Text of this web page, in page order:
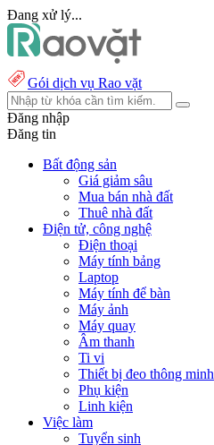
Đang xử lý...
Gói dịch vụ Rao vặt
Đăng nhập
Đăng tin
Bất động sản
Giá giảm sâu
Mua bán nhà đất
Thuê nhà đất
Điện tử, công nghệ
Điện thoại
Máy tính bảng
Laptop
Máy tính để bàn
Máy ảnh
Máy quay
Âm thanh
Ti vi
Thiết bị đeo thông minh
Phụ kiện
Linh kiện
Việc làm
Tuyển sinh